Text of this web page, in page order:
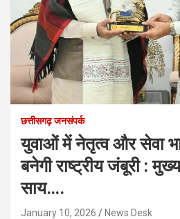
छत्तीसगढ़ जनसंपर्क
युवाओं में नेतृत्व और सेवा
बनेगी राष्ट्रीय जंबूरी :
साय….
January 10, 2026 News Desk